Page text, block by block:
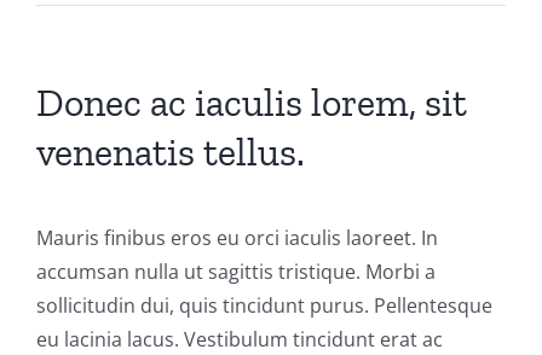
Donec ac iaculis lorem, sit
venenatis tellus.
Mauris finibus eros eu orci iaculis laoreet. In
accumsan nulla ut sagittis tristique. Morbi a
sollicitudin dui, quis tincidunt purus. Pellentesque
eu lacinia lacus. Vestibulum tincidunt erat ac